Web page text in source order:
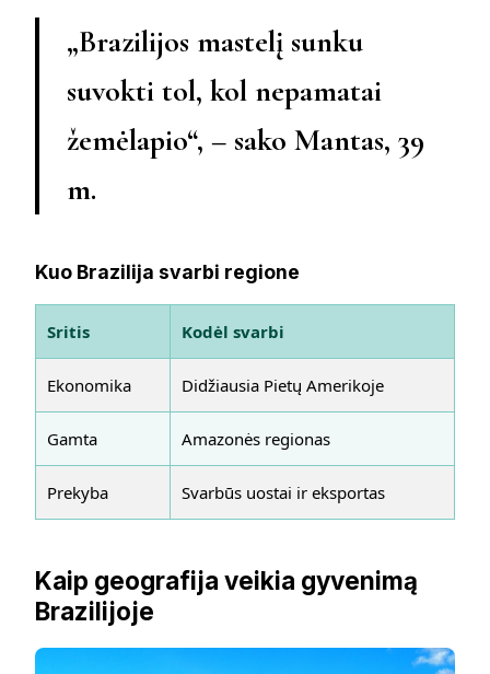
„Brazilijos mastelį sunku
suvokti tol, kol nepamatai
žemėlapio“, – sako Mantas, 39
m.
Kuo Brazilija svarbi regione
Sritis Kodėl svarbi
Ekonomika Didžiausia Pietų Amerikoje
Gamta Amazonės regionas
Prekyba Svarbūs uostai ir eksportas
Kaip geografija veikia gyvenimą
Brazilijoje